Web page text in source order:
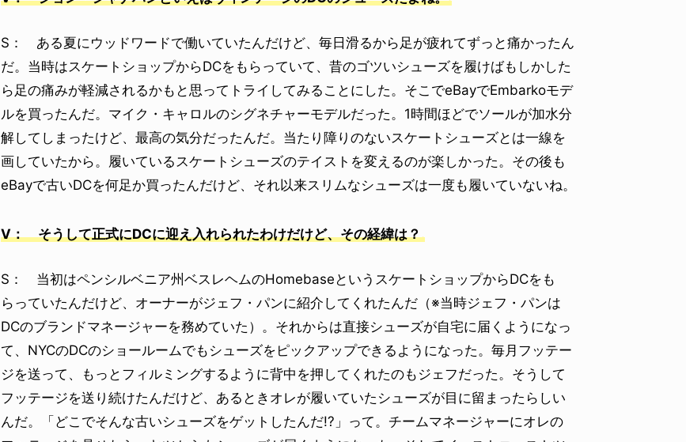
S： ある夏にウッドワードで働いていたんだけど、毎日滑るから足が疲れてずっと痛かったん
だ。当時はスケートショップからDCをもらっていて、昔のゴツいシューズを履けばもしかした
ら足の痛みが軽減されるかもと思ってトライしてみることにした。そこでeBayでEmbarkoモデ
ルを買ったんだ。マイク・キャロルのシグネチャーモデルだった。1時間ほどでソールが加水分
解してしまったけど、最高の気分だったんだ。当たり障りのないスケートシューズとは一線を
画していたから。履いているスケートシューズのテイストを変えるのが楽しかった。その後も
eBayで古いDCを何足か買ったんだけど、それ以来スリムなシューズは一度も履いていないね。
V： そうして正式にDCに迎え入れられたわけだけど、その経緯は？
S： 当初はペンシルベニア州ベスレヘムのHomebaseというスケートショップからDCをも
らっていたんだけど、オーナーがジェフ・パンに紹介してくれたんだ（※当時ジェフ・パンは
DCのブランドマネージャーを務めていた）。それからは直接シューズが自宅に届くようになっ
て、NYCのDCのショールームでもシューズをピックアップできるようになった。毎月フッテー
ジを送って、もっとフィルミングするように背中を押してくれたのもジェフだった。そうして
フッテージを送り続けたんだけど、あるときオレが履いていたシューズが目に留まったらしい
んだ。「どこでそんな古いシューズをゲットしたんだ!?」って。チームマネージャーにオレの